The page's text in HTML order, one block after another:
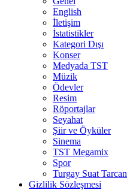
English
İletişim
İstatistikler
Kategori Dışı
Konser
Medyada TST
Müzik
Ödevler
Resim
Röportajlar
Seyahat
Şiir ve Öyküler
Sinema
TST Megamix
Spor
Turgay Suat Tarcan
Gizlilik Sözleşmesi